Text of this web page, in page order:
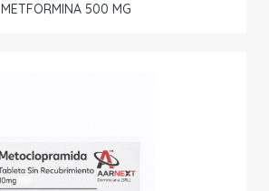
METFORMINA 500 MG